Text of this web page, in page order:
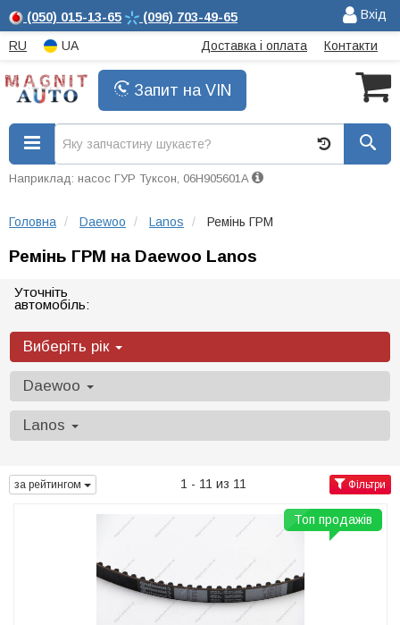
(050) 015-13-65 (096) 703-49-65 Вхід
RU UA Доставка і оплата Контакти
Запит на VIN
Наприклад: насос ГУР Туксон, 06H905601A
Головна Daewoo Lanos Ремінь ГРМ
Ремінь ГРМ на Daewoo Lanos
Уточніть
автомобіль:
Виберіть рік
Daewoo
Lanos
за рейтингом 1 - 11 из 11 Фільтри
Топ продажів